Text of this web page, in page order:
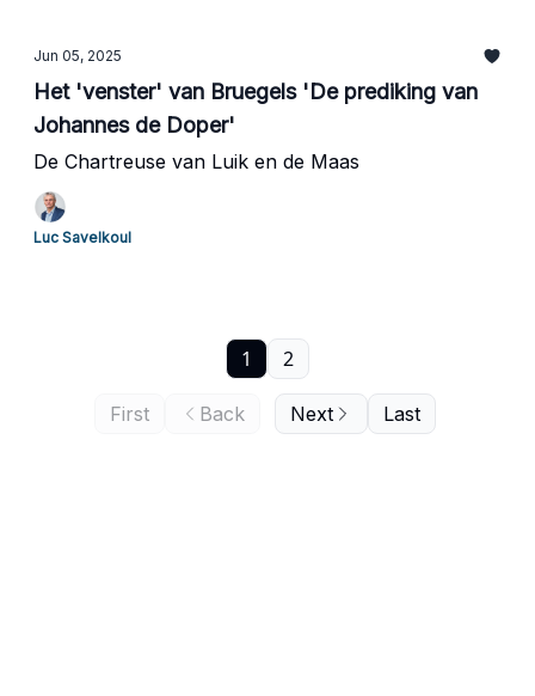
Jun 05, 2025
Het 'venster' van Bruegels 'De prediking van
Johannes de Doper'
De Chartreuse van Luik en de Maas
Luc Savelkoul
First Back
1 2
Next Last